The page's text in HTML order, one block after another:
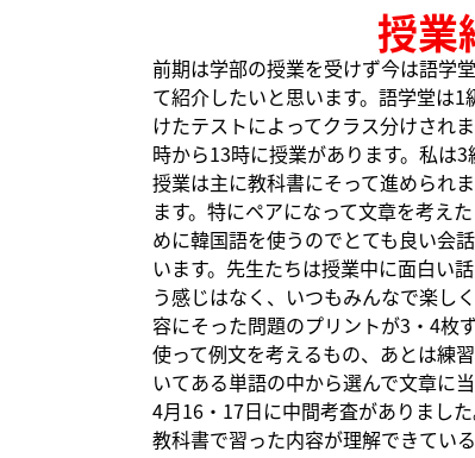
授業
前期は学部の授業を受けず今は語学
て紹介したいと思います。語学堂は
けたテストによってクラス分けされ
時から13時に授業があります。私は
授業は主に教科書にそって進められ
ます。特にペアになって文章を考え
めに韓国語を使うのでとても良い会
います。先生たちは授業中に面白い
う感じはなく、いつもみんなで楽し
容にそった問題のプリントが3・4枚
使って例文を考えるもの、あとは練
いてある単語の中から選んで文章に
4月16・17日に中間考査がありまし
教科書で習った内容が理解できてい